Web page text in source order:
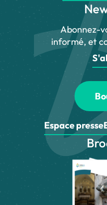
Abonnez-
informé, et
Espace presse